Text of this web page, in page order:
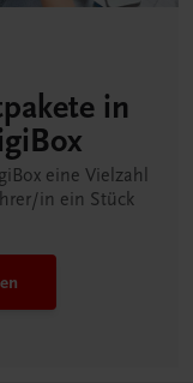
in
eine Vielzahl
in ein Stück